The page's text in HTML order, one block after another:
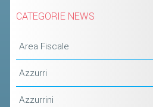
CATEGORIE NEWS
Area Fiscale
Azzurri
Azzurrini